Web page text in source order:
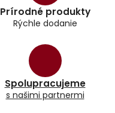
Prírodné produkty
Rýchle dodanie
Spolupracujeme
s našimi partnermi